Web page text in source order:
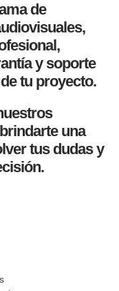
de
y soporte
tu proyecto.
una
tus dudas y